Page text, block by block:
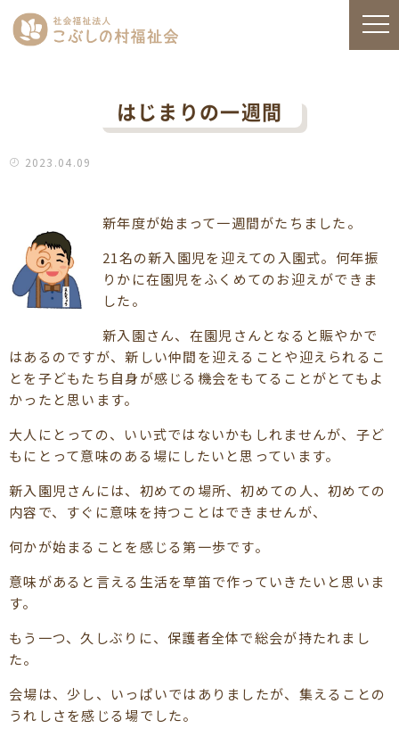
はじまりの一週間
2023.04.09
新年度が始まって一週間がたちました。
21名の新入園児を迎えての入園式。何年振
りかに在園児をふくめてのお迎えができま
した。
新入園さん、在園児さんとなると賑やかで
はあるのですが、新しい仲間を迎えることや迎えられるこ
とを子どもたち自身が感じる機会をもてることがとてもよ
かったと思います。
大人にとっての、いい式ではないかもしれませんが、子ど
もにとって意味のある場にしたいと思っています。
新入園児さんには、初めての場所、初めての人、初めての
内容で、すぐに意味を持つことはできませんが、
何かが始まることを感じる第一歩です。
意味があると言える生活を草笛で作っていきたいと思いま
す。
もう一つ、久しぶりに、保護者全体で総会が持たれまし
た。
会場は、少し、いっぱいではありましたが、集えることの
うれしさを感じる場でした。